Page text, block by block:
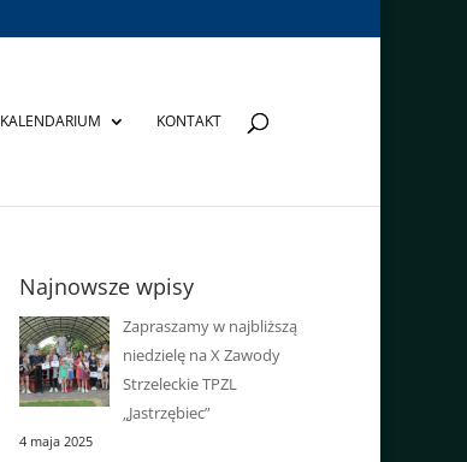
KALENDARIUM KONTAKT
Najnowsze wpisy
Zapraszamy w najbliższą
niedzielę na X Zawody
Strzeleckie TPZL
„Jastrzębiec”
4 maja 2025